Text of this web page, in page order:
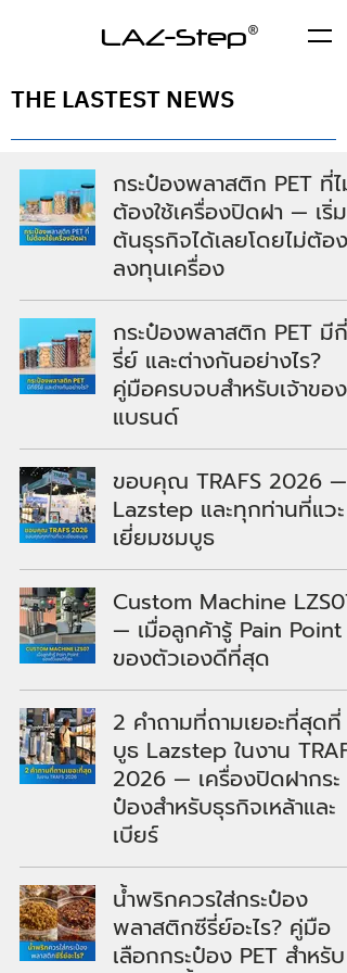
LAZ-Step
THE LASTEST NEWS
กระป๋องพลาสติก PET ที่ไม่
ต้องใช้เครื่องปิดฝา — เริ่ม
ต้นธุรกิจได้เลยโดยไม่ต้อง
ลงทุนเครื่อง
กระป๋องพลาสติก PET มีกี่ซี
รี่ย์ และต่างกันอย่างไร?
คู่มือครบจบสำหรับเจ้าของ
แบรนด์
ขอบคุณ TRAFS 2026 —
Lazstep และทุกท่านที่แวะ
เยี่ยมชมบูธ
Custom Machine LZS07
— เมื่อลูกค้ารู้ Pain Point
ของตัวเองดีที่สุด
2 คำถามที่ถามเยอะที่สุดที่
บูธ Lazstep ในงาน TRAFS
2026 — เครื่องปิดฝากระ
ป๋องสำหรับธุรกิจเหล้าและ
เบียร์
น้ำพริกควรใส่กระป๋อง
พลาสติกซีรี่ย์อะไร? คู่มือ
เลือกกระป๋อง PET สำหรับ